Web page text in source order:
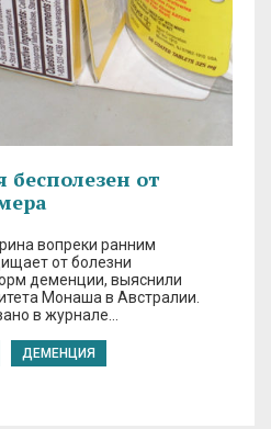
бесполезен от
вопреки ранним
от болезни
деменции, выяснили
Монаша в Австралии.
в журнале…
ДЕМЕНЦИЯ